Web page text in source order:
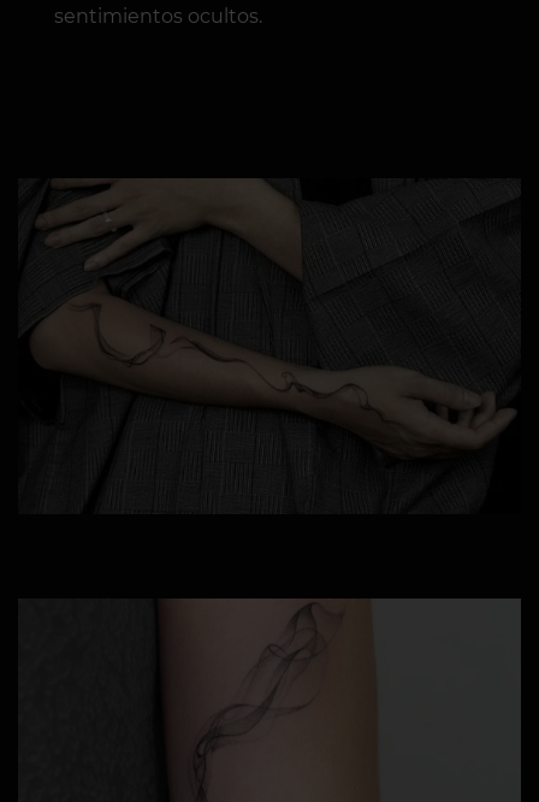
sentimientos ocultos.